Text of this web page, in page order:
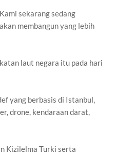
sekarang sedang
membangun yang lebih
laut negara itu pada hari
yang berbasis di Istanbul,
drone, kendaraan darat,
Kizilelma Turki serta